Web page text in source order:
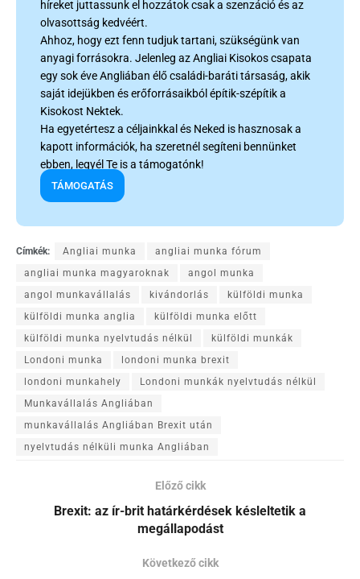
híreket juttassunk el hozzátok csak a szenzáció és az
olvasottság kedvéért.
Ahhoz, hogy ezt fenn tudjuk tartani, szükségünk van
anyagi forrásokra. Jelenleg az Angliai Kisokos csapata
egy sok éve Angliában élő családi-baráti társaság, akik
saját idejükben és erőforrásaikból építik-szépítik a
Kisokost Nektek.
Ha egyetértesz a céljainkkal és Neked is hasznosak a
kapott információk, ha szeretnél segíteni bennünket
ebben, legyél Te is a támogatónk!
TÁMOGATÁS
Címkék: Angliai munka
angliai munka fórum
angliai munka magyaroknak
angol munka
angol munkavállalás
kivándorlás
külföldi munka
külföldi munka anglia
külföldi munka előtt
külföldi munka nyelvtudás nélkül
külföldi munkák
Londoni munka
londoni munka brexit
londoni munkahely
Londoni munkák nyelvtudás nélkül
Munkavállalás Angliában
munkavállalás Angliában Brexit után
nyelvtudás nélküli munka Angliában
Előző cikk
Brexit: az ír-brit határkérdések késleltetik a
megállapodást
Következő cikk